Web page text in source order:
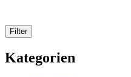
Kategorien